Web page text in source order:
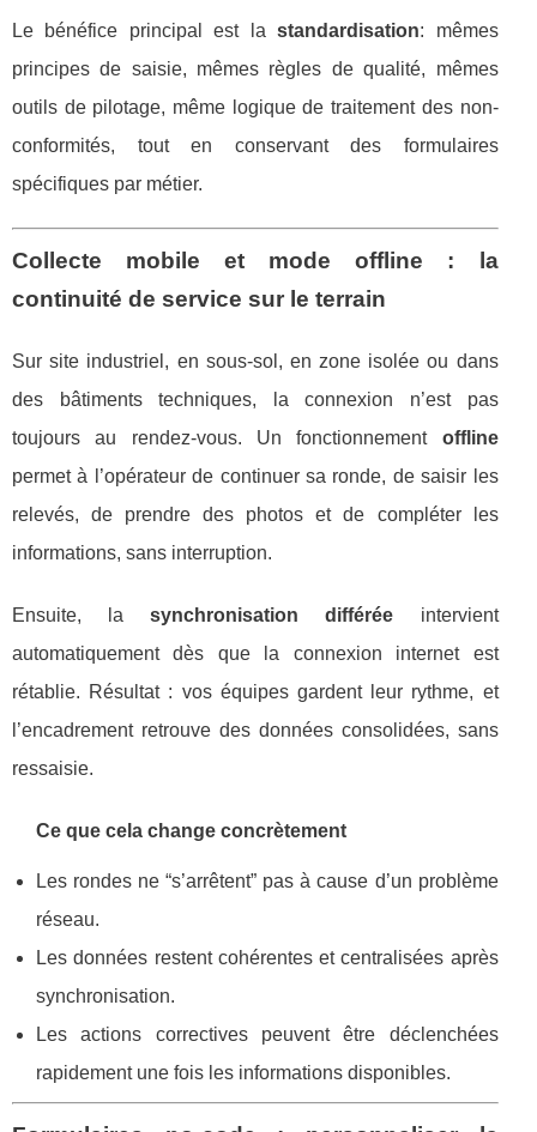
Le bénéfice principal est lastandardisation: mêmes
principes de saisie, mêmes règles de qualité, mêmes
outils de pilotage, même logique de traitement des non-
conformités, tout en conservant des formulaires
spécifiques par métier.
Collecte mobile et mode offline : la
continuité de service sur le terrain
Sur site industriel, en sous-sol, en zone isolée ou dans
des bâtiments techniques, la connexion n’est pas
toujours au rendez-vous. Un fonctionnement offline
permet à l’opérateur de continuer sa ronde, de saisir les
relevés, de prendre des photos et de compléter les
informations, sans interruption.
Ensuite, lasynchronisation différée intervient
automatiquement dès que la connexion internet est
rétablie. Résultat : vos équipes gardent leur rythme, et
l’encadrement retrouve des données consolidées, sans
ressaisie.
Ce que cela change concrètement
Les rondes ne “s’arrêtent” pas à cause d’un problème
réseau.
Les données restent cohérentes et centralisées après
synchronisation.
Les actions correctives peuvent être déclenchées
rapidement une fois les informations disponibles.